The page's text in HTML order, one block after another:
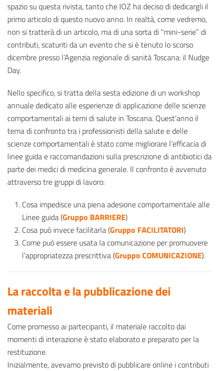
spazio su questa rivista, tanto che IOZ ha deciso di dedicargli il
primo articolo di questo nuovo anno. In realtà, come vedremo,
non si tratterà di un articolo, ma di una sorta di "mini-serie” di
contributi, scaturiti da un evento che si è tenuto lo scorso
dicembre presso l’Agenzia regionale di sanità Toscana: il Nudge
Day.
Nello specifico, si tratta della sesta edizione di un workshop
annuale dedicato alle esperienze di applicazione delle scienze
comportamentali ai temi di salute in Toscana. Quest’anno il
tema di confronto tra i professionisti della salute e delle
scienze comportamentali è stato come migliorare l’efficacia di
linee guida e raccomandazioni sulla prescrizione di antibiotici da
parte dei medici di medicina generale. Il confronto è avvenuto
attraverso tre gruppi di lavoro:
Cosa impedisce una piena adesione comportamentale alle
Linee guida (Gruppo BARRIERE)
Cosa può invece facilitarla (Gruppo FACILITATORI)
Come può essere usata la comunicazione per promuovere
l’appropriatezza prescrittiva (Gruppo COMUNICAZIONE).
La raccolta e la pubblicazione dei
materiali
Come promesso ai partecipanti, il materiale raccolto dai
momenti di interazione è stato elaborato e preparato per la
restituzione.
Inizialmente, avevamo previsto di pubblicare online i contributi